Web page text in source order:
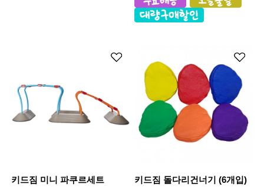
키드짐 미니 파쿠르세트
키드짐 돌다리건너기 (6개입)